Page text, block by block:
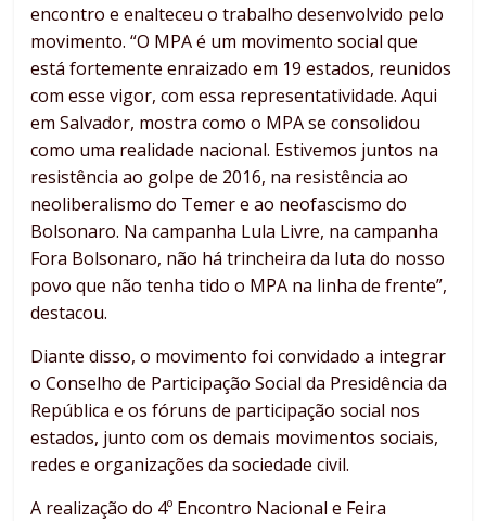
encontro e enalteceu o trabalho desenvolvido pelo
movimento. “O MPA é um movimento social que
está fortemente enraizado em 19 estados, reunidos
com esse vigor, com essa representatividade. Aqui
em Salvador, mostra como o MPA se consolidou
como uma realidade nacional. Estivemos juntos na
resistência ao golpe de 2016, na resistência ao
neoliberalismo do Temer e ao neofascismo do
Bolsonaro. Na campanha Lula Livre, na campanha
Fora Bolsonaro, não há trincheira da luta do nosso
povo que não tenha tido o MPA na linha de frente”,
destacou.
Diante disso, o movimento foi convidado a integrar
o Conselho de Participação Social da Presidência da
República e os fóruns de participação social nos
estados, junto com os demais movimentos sociais,
redes e organizações da sociedade civil.
A realização do 4º Encontro Nacional e Feira